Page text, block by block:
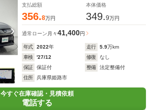
支払総額
356.8万円
本体価格
349.9万円
通常ローン 月々41,400円
年式 2022年 走行 5.9万km
車検
'27/12 修復
なし
保証
保証付 整備
法定整備付
住所
兵庫県姫路市
今すぐ在庫確認・見積依頼
電話する